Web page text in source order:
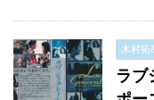
木村拓
ラ